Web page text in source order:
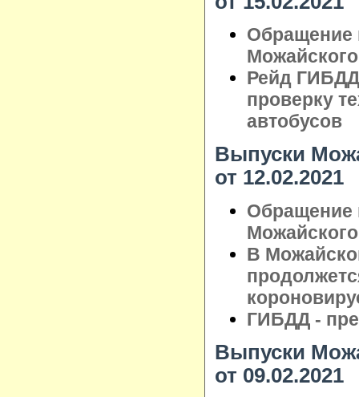
Обращение
Рейд
проверку
автобусов
Выпуски
от 12.02.2021
Обращение
В
ГИБДД -
Выпуски
от 09.02.2021